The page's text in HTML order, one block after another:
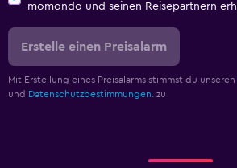
momondo und seinen Reisepartnern
Erstelle einen Preisalarm
Mit Erstellung eines Preisalarms stimmst du unseren
und Datenschutzbestimmungen. zu